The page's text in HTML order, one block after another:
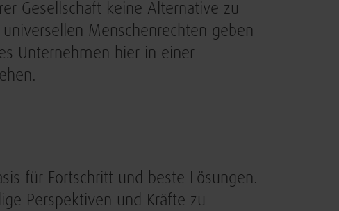
Gesellschaft keine Alternative zu
Menschenrechten geben
Unternehmen hier in einer
für Fortschritt und beste Lösungen.
Perspektiven und Kräfte zu